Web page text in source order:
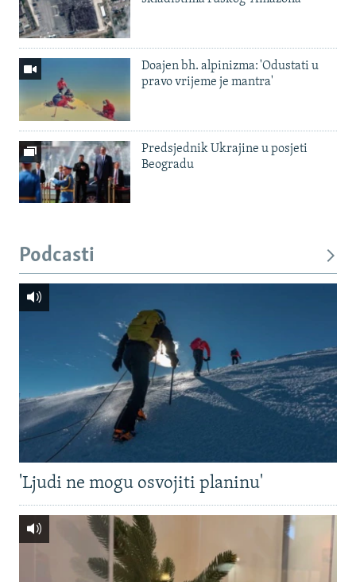
Doajen bh. alpinizma: 'Odustati u
pravo vrijeme je mantra'
Predsjednik Ukrajine u posjeti
Beogradu
Podcasti
'Ljudi ne mogu osvojiti planinu'